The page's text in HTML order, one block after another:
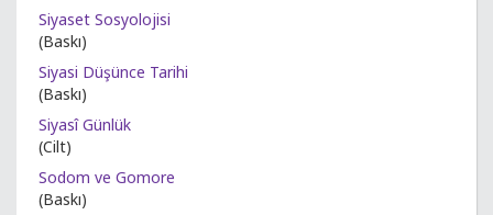
Siyaset Sosyolojisi
(Baskı)
Siyasi Düşünce Tarihi
(Baskı)
Siyasî Günlük
(Cilt)
Sodom ve Gomore
(Baskı)